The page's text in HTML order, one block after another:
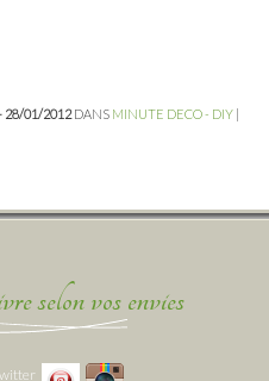
28/01/2012DANS MINUTE DECO - DIY |
selon vos envies